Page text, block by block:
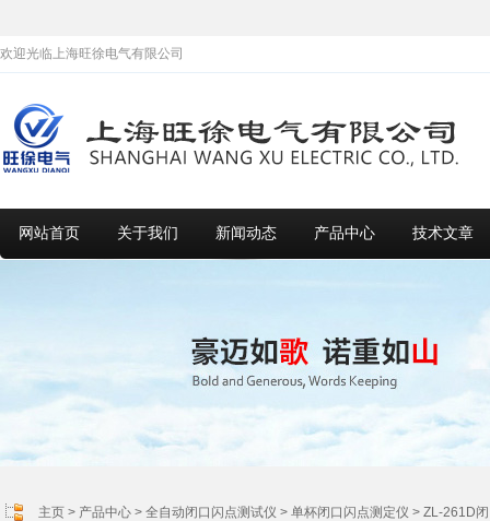
欢迎光临上海旺徐电气有限公司
网站首页 关于我们 新闻动态 产品中心 技术文章
主页 > 产品中心 > 全自动闭口闪点测试仪 > 单杯闭口闪点测定仪 > ZL-261D